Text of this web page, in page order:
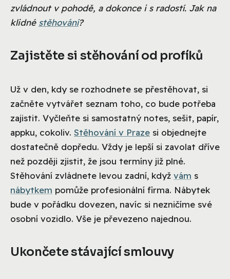
zvládnout v pohodě, a dokonce i s radostí. Jak na
klidné stěhování?
Zajistěte si stěhování od profíků
Už v den, kdy se rozhodnete se přestěhovat, si
začněte vytvářet seznam toho, co bude potřeba
zajistit. Vyčleňte si samostatný notes, sešit, papír,
appku, cokoliv. Stěhování v Praze si objednejte
dostatečně dopředu. Vždy je lepší si zavolat dříve
než později zjistit, že jsou termíny již plné.
Stěhování zvládnete levou zadní, když vám s
nábytkem pomůže profesionální firma. Nábytek
bude v pořádku dovezen, navíc si nezničíme své
osobní vozidlo. Vše je převezeno najednou.
Ukončete stávající smlouvy